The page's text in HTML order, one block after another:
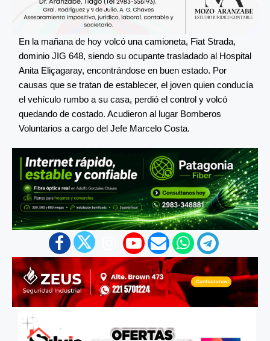
En la mañana de hoy volcó una camioneta, Fiat Strada,
dominio JIG 648, siendo su ocupante trasladado al Hospital
Anita Eliçagaray, encontrándose en buen estado. Por
causas que se tratan de establecer, el joven quien conducía
el vehículo rumbo a su casa, perdió el control y volcó
quedando de costado. Acudieron al lugar Bomberos
Voluntarios a cargo del Jefe Marcelo Costa.